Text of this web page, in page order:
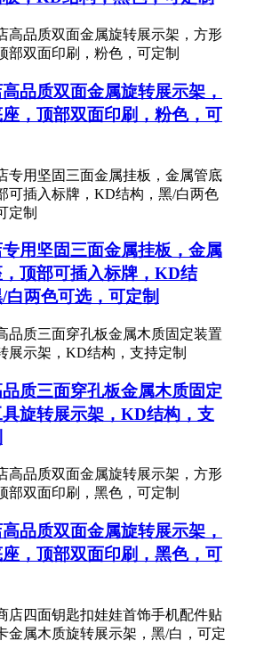
品质双面金属旋转展示架，
，顶部双面印刷，粉色，可
用坚固三面金属挂板，金属
顶部可插入标牌，KD结
白两色可选，可定制
质三面穿孔板金属木质固定
旋转展示架，KD结构，支
品质双面金属旋转展示架，
，顶部双面印刷，黑色，可